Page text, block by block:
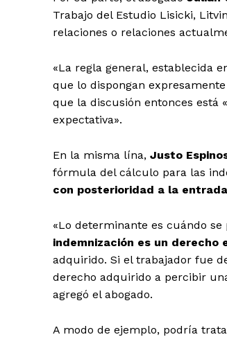
Trabajo del Estudio Lisicki,
relaciones o relaciones
«La regla general, establecida
que lo dispongan
que la discusión entonces está
expectativa».
En la misma lína, Justo
fórmula del cálculo para las
con posterioridad a la
«Lo determinante es cuándo se
indemnización es un derecho
adquirido. Si el trabajador fue
derecho adquirido a percibir
agregó el abogado.
A modo de ejemplo, podría